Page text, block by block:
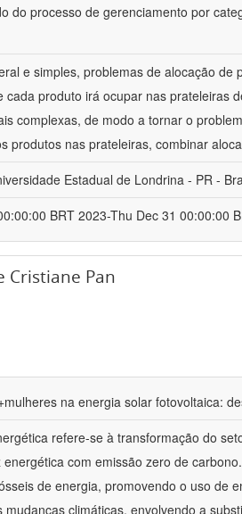
do processo de gerenciamento por
e simples, problemas de alocação de
cada produto irá ocupar nas prateleiras
complexas, de modo a tornar o
produtos nas prateleiras, combinar
Estadual de Londrina - PR -
BRT 2023-Thu Dec 31 00:00:00
Cristiane Pan
na energia solar fotovoltaica:
refere-se à transformação do
com emissão zero de
de energia, promovendo o uso de
climáticas, envolvendo a